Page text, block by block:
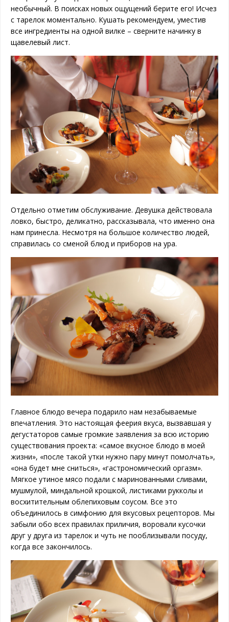
необычный. В поисках новых ощущений берите его! Исчез
с тарелок моментально. Кушать рекомендуем, уместив
все ингредиенты на одной вилке – сверните начинку в
щавелевый лист.
Отдельно отметим обслуживание. Девушка действовала
ловко, быстро, деликатно, рассказывала, что именно она
нам принесла. Несмотря на большое количество людей,
справилась со сменой блюд и приборов на ура.
Главное блюдо вечера подарило нам незабываемые
впечатления. Это настоящая феерия вкуса, вызвавшая у
дегустаторов самые громкие заявления за всю историю
существования проекта: «самое вкусное блюдо в моей
жизни», «после такой утки нужно пару минут помолчать»,
«она будет мне сниться», «гастрономический оргазм».
Мягкое утиное мясо подали с маринованными сливами,
мушмулой, миндальной крошкой, листиками рукколы и
восхитительным облепиховым соусом. Все это
объединилось в симфонию для вкусовых рецепторов. Мы
забыли обо всех правилах приличия, воровали кусочки
друг у друга из тарелок и чуть не пооблизывали посуду,
когда все закончилось.